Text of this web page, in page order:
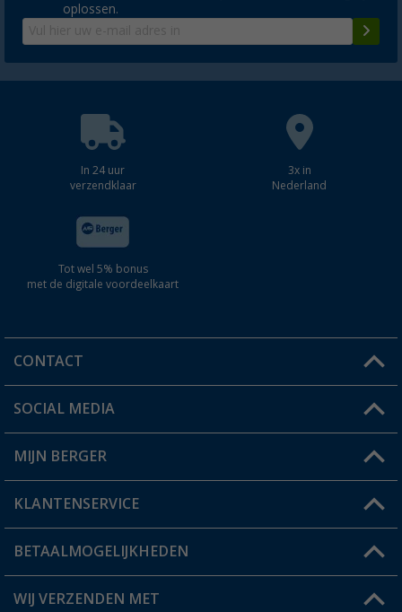
oplossen.
In 24 uur
verzendklaar
3x in
Nederland
Tot wel 5% bonus
met de digitale voordeelkaart
CONTACT
Een vraag?
Winkel vinden
SOCIAL MEDIA
MIJN BERGER
Mijn account
Status bestelling
KLANTENSERVICE
FAQ & Contact
Verzendinformatie
BETAALMOGELIJKHEDEN
WIJ VERZENDEN MET